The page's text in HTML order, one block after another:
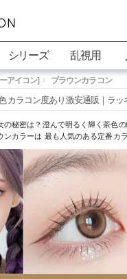
シリーズ 乱視用
アイコン] ブラウンカラコン
カラコン度あり激安通販｜ラッ
の秘密は？澄んで明るく輝く茶色
ンカラーは 最も人気のある定番カラ